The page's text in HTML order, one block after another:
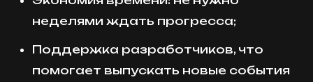
неделями ждать прогресса;
Поддержка разработчиков, что
помогает выпускать новые события